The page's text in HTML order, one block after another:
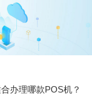
办理哪款POS机？